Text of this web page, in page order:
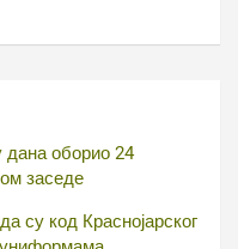
оборио 24
заседе
су код Краснојарског